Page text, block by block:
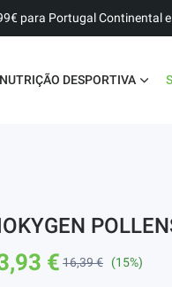
para Portugal Continental
NUTRIÇÃO DESPORTIVA
€ 16,39 € (15%)